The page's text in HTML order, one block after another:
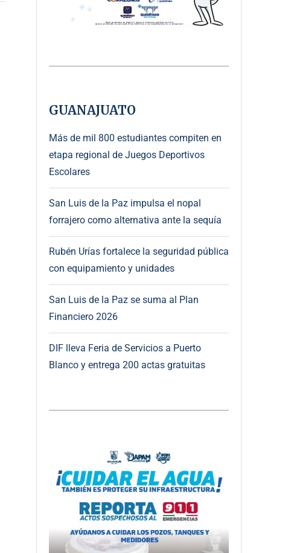
GUANAJUATO
Más de mil 800 estudiantes compiten en
etapa regional de Juegos Deportivos
Escolares
San Luis de la Paz impulsa el nopal
forrajero como alternativa ante la sequía
Rubén Urías fortalece la seguridad pública
con equipamiento y unidades
San Luis de la Paz se suma al Plan
Financiero 2026
DIF lleva Feria de Servicios a Puerto
Blanco y entrega 200 actas gratuitas